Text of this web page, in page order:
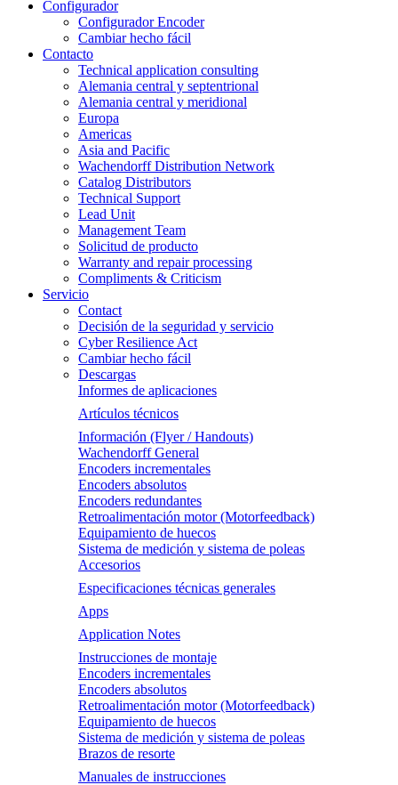
Configurador
Configurador Encoder
Cambiar hecho fácil
Contacto
Technical application consulting
Alemania central y septentrional
Alemania central y meridional
Europa
Americas
Asia and Pacific
Wachendorff Distribution Network
Catalog Distributors
Technical Support
Lead Unit
Management Team
Solicitud de producto
Warranty and repair processing
Compliments & Criticism
Servicio
Contact
Decisión de la seguridad y servicio
Cyber Resilience Act
Cambiar hecho fácil
Descargas
Informes de aplicaciones
Artículos técnicos
Información (Flyer / Handouts)
Wachendorff General
Encoders incrementales
Encoders absolutos
Encoders redundantes
Retroalimentación motor (Motorfeedback)
Equipamiento de huecos
Sistema de medición y sistema de poleas
Accesorios
Especificaciones técnicas generales
Apps
Application Notes
Instrucciones de montaje
Encoders incrementales
Encoders absolutos
Retroalimentación motor (Motorfeedback)
Equipamiento de huecos
Sistema de medición y sistema de poleas
Brazos de resorte
Manuales de instrucciones